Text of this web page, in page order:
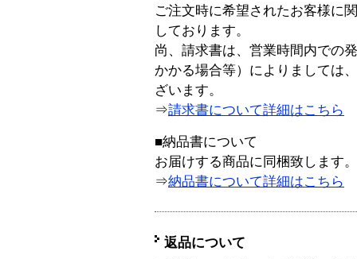
ご注文時に希望されたお客様に
しております。
尚、請求書は、営業時間内での
かかる場合等）によりましては
ざいます。
⇒請求書について詳細はこちら
■納品書について
お届けする商品に同梱致します。
⇒納品書について詳細はこちら
返品について